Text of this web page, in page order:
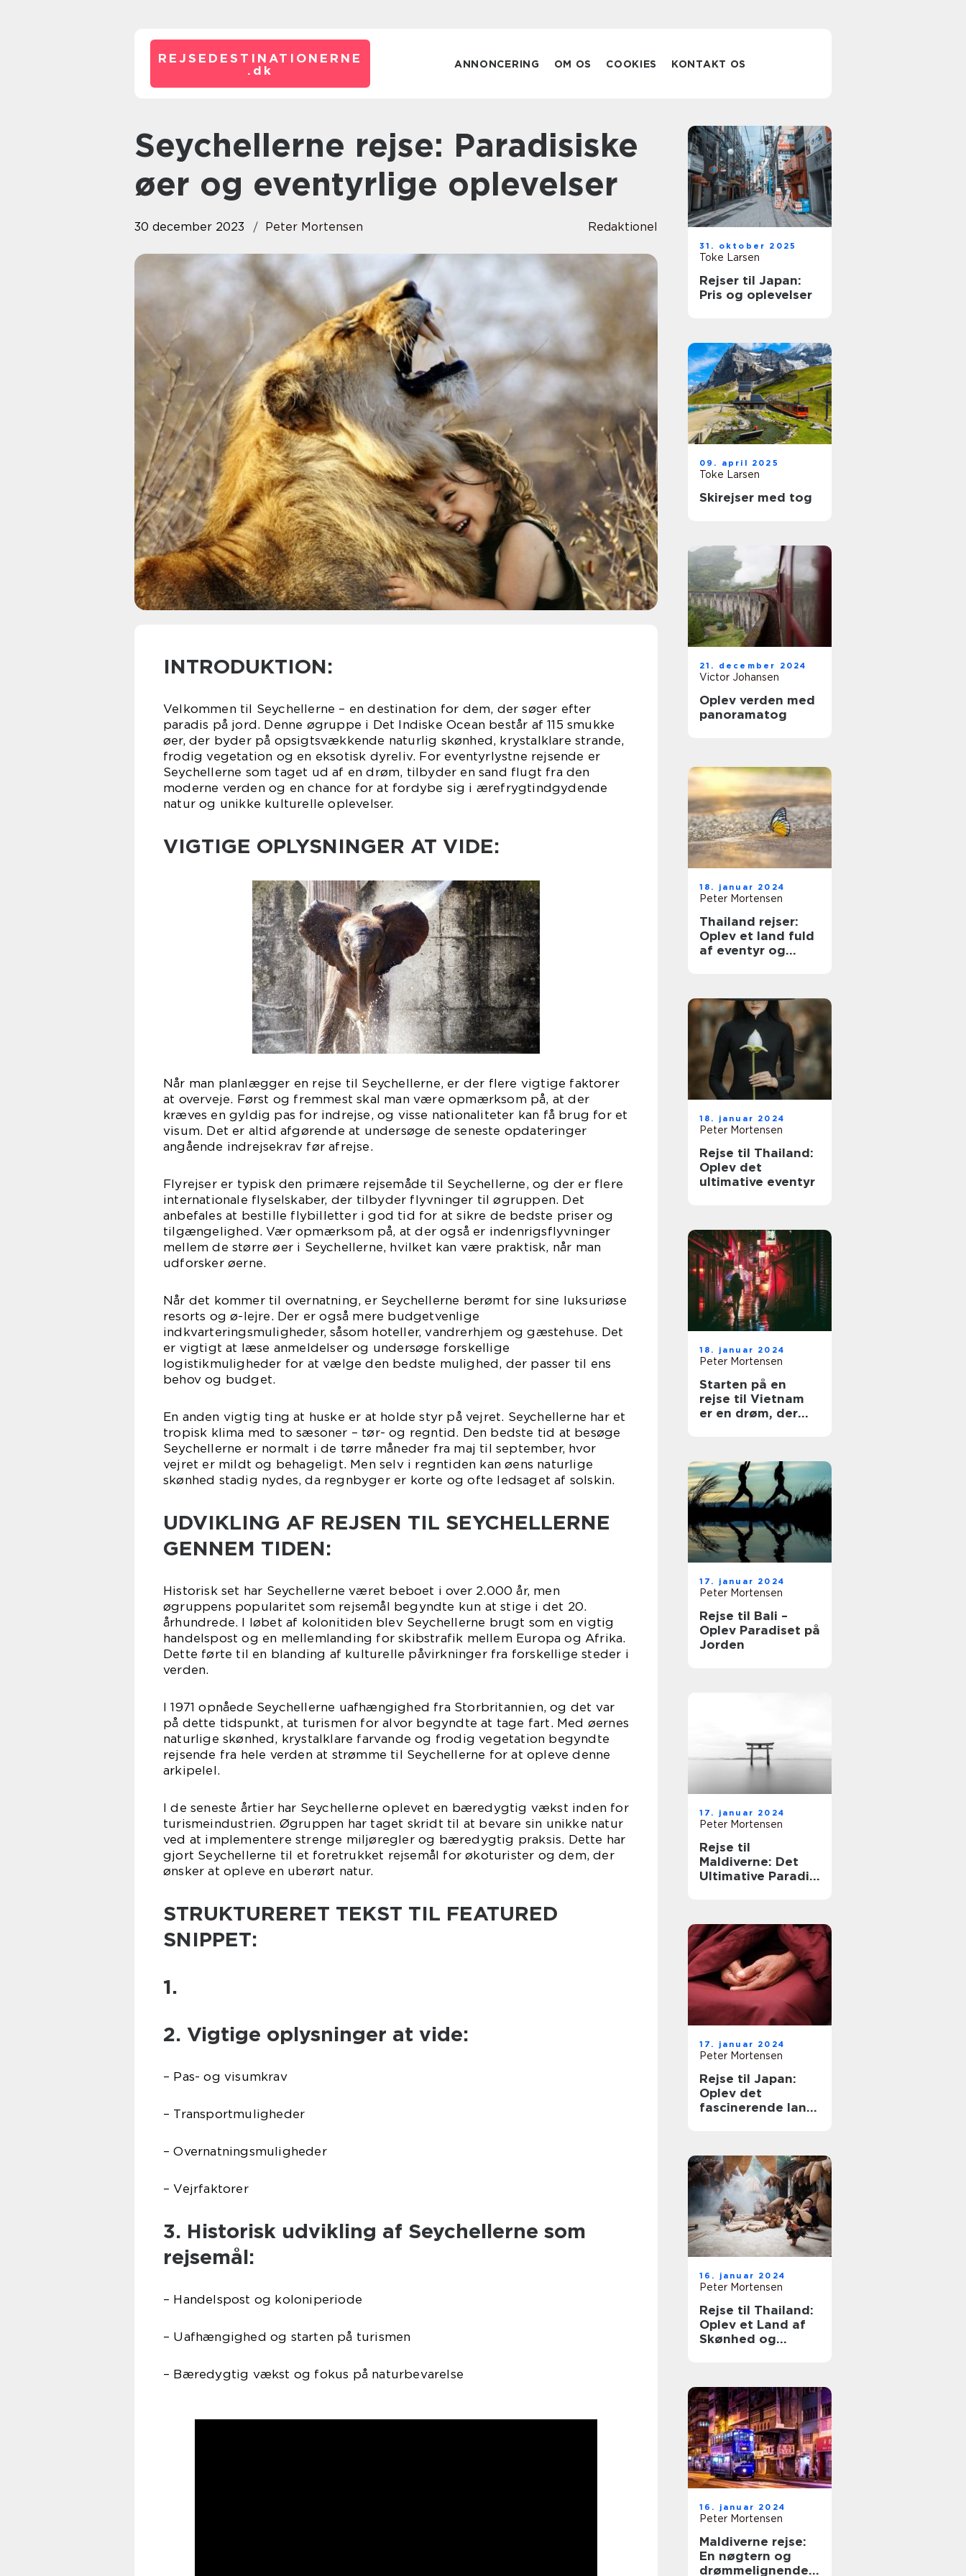
REJSEDESTINATIONERNE
. dk ANNONCERING OM OS COOKIES KONTAKT OS
Seychellerne rejse: Paradisiske
øer og eventyrlige oplevelser
30 december 2023 Peter Mortensen Redaktionel
INTRODUKTION:
Velkommen til Seychellerne – en destination for dem, der søger efter
paradis på jord. Denne øgruppe i Det Indiske Ocean består af 115 smukke
øer, der byder på opsigtsvækkende naturlig skønhed, krystalklare strande,
frodig vegetation og en eksotisk dyreliv. For eventyrlystne rejsende er
Seychellerne som taget ud af en drøm, tilbyder en sand flugt fra den
moderne verden og en chance for at fordybe sig i ærefrygtindgydende
natur og unikke kulturelle oplevelser.
VIGTIGE OPLYSNINGER AT VIDE:
Når man planlægger en rejse til Seychellerne, er der flere vigtige faktorer
at overveje. Først og fremmest skal man være opmærksom på, at der
kræves en gyldig pas for indrejse, og visse nationaliteter kan få brug for et
visum. Det er altid afgørende at undersøge de seneste opdateringer
angående indrejsekrav før afrejse.
Flyrejser er typisk den primære rejsemåde til Seychellerne, og der er flere
internationale flyselskaber, der tilbyder flyvninger til øgruppen. Det
anbefales at bestille flybilletter i god tid for at sikre de bedste priser og
tilgængelighed. Vær opmærksom på, at der også er indenrigsflyvninger
mellem de større øer i Seychellerne, hvilket kan være praktisk, når man
udforsker øerne.
Når det kommer til overnatning, er Seychellerne berømt for sine luksuriøse
resorts og ø-lejre. Der er også mere budgetvenlige
indkvarteringsmuligheder, såsom hoteller, vandrerhjem og gæstehuse. Det
er vigtigt at læse anmeldelser og undersøge forskellige
logistikmuligheder for at vælge den bedste mulighed, der passer til ens
behov og budget.
En anden vigtig ting at huske er at holde styr på vejret. Seychellerne har et
tropisk klima med to sæsoner – tør- og regntid. Den bedste tid at besøge
Seychellerne er normalt i de tørre måneder fra maj til september, hvor
vejret er mildt og behageligt. Men selv i regntiden kan øens naturlige
skønhed stadig nydes, da regnbyger er korte og ofte ledsaget af solskin.
UDVIKLING AF REJSEN TIL SEYCHELLERNE
GENNEM TIDEN:
Historisk set har Seychellerne været beboet i over 2.000 år, men
øgruppens popularitet som rejsemål begyndte kun at stige i det 20.
århundrede. I løbet af kolonitiden blev Seychellerne brugt som en vigtig
handelspost og en mellemlanding for skibstrafik mellem Europa og Afrika.
Dette førte til en blanding af kulturelle påvirkninger fra forskellige steder i
verden.
I 1971 opnåede Seychellerne uafhængighed fra Storbritannien, og det var
på dette tidspunkt, at turismen for alvor begyndte at tage fart. Med øernes
naturlige skønhed, krystalklare farvande og frodig vegetation begyndte
rejsende fra hele verden at strømme til Seychellerne for at opleve denne
arkipelel.
I de seneste årtier har Seychellerne oplevet en bæredygtig vækst inden for
turismeindustrien. Øgruppen har taget skridt til at bevare sin unikke natur
ved at implementere strenge miljøregler og bæredygtig praksis. Dette har
gjort Seychellerne til et foretrukket rejsemål for økoturister og dem, der
ønsker at opleve en uberørt natur.
STRUKTURERET TEKST TIL FEATURED
SNIPPET:
1.
2. Vigtige oplysninger at vide:
– Pas- og visumkrav
– Transportmuligheder
– Overnatningsmuligheder
– Vejrfaktorer
3. Historisk udvikling af Seychellerne som
rejsemål:
– Handelspost og koloniperiode
– Uafhængighed og starten på turismen
– Bæredygtig vækst og fokus på naturbevarelse
31. oktober 2025
Toke Larsen
Rejser til Japan:
Pris og oplevelser
09. april 2025
Toke Larsen
Skirejser med tog
21. december 2024
Victor Johansen
Oplev verden med
panoramatog
18. januar 2024
Peter Mortensen
Thailand rejser:
Oplev et land fuld
af eventyr og
18. januar 2024
Peter Mortensen
Rejse til Thailand:
Oplev det
ultimative eventyr
18. januar 2024
Peter Mortensen
Starten på en
rejse til Vietnam
er en drøm, der
17. januar 2024
Peter Mortensen
Rejse til Bali –
Oplev Paradiset på
Jorden
17. januar 2024
Peter Mortensen
Rejse til
Maldiverne: Det
Ultimative Paradis
17. januar 2024
Peter Mortensen
Rejse til Japan:
Oplev det
fascinerende land
16. januar 2024
Peter Mortensen
Rejse til Thailand:
Oplev et Land af
Skønhed og
16. januar 2024
Peter Mortensen
Maldiverne rejse:
En nøgtern og
drømmelignende